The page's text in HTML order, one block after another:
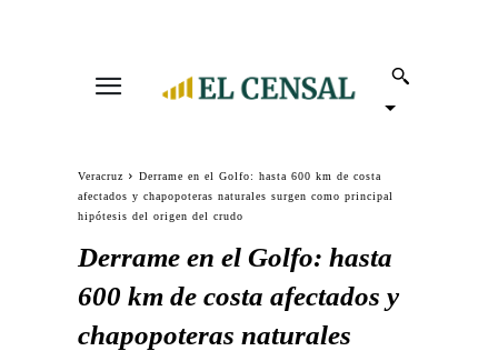
Veracruz
Derrame en el Golfo: hasta 600 km de costa
afectados y chapopoteras naturales surgen como principal
hipótesis del origen del crudo
Derrame en el Golfo: hasta
600 km de costa afectados y
chapopoteras naturales